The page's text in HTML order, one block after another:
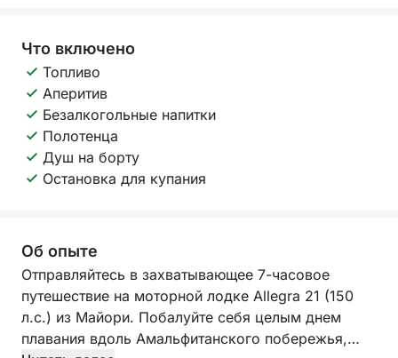
Что включено
Топливо
Аперитив
Безалкогольные напитки
Полотенца
Душ на борту
Остановка для купания
Об опыте
Отправляйтесь в захватывающее 7-часовое
путешествие на моторной лодке Allegra 21 (150
л.с.) из Майори. Побалуйте себя целым днем
плавания вдоль Амальфитанского побережья,